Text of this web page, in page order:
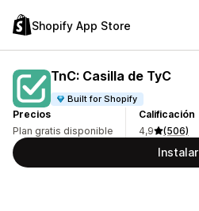
Shopify App Store
TnC: Casilla de TyC
Built for Shopify
Precios
Plan gratis disponible
Calificación
4,9
(506)
Instalar